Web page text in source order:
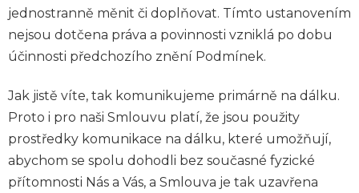
jednostranně měnit či doplňovat. Tímto ustanovením
nejsou dotčena práva a povinnosti vzniklá po dobu
účinnosti předchozího znění Podmínek.
Jak jistě víte, tak komunikujeme primárně na dálku.
Proto i pro naši Smlouvu platí, že jsou použity
prostředky komunikace na dálku, které umožňují,
abychom se spolu dohodli bez současné fyzické
přítomnosti Nás a Vás, a Smlouva je tak uzavřena